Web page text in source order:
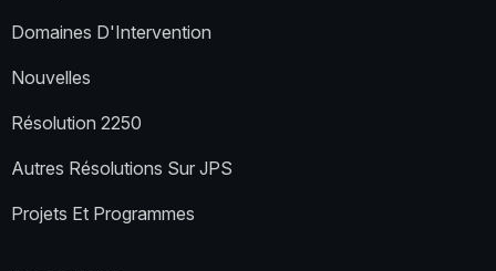
Domaines D'Intervention
Nouvelles
Résolution 2250
Autres Résolutions Sur JPS
Projets Et Programmes